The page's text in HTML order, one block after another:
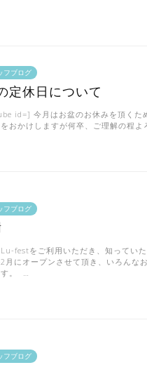
フブログ
定休日について
id=] 今月はお盆のお休みを頂くた
おかけしますが何卒、ご理解の程
フブログ
festをご利用いただき、知ってい
月にオープンさせて頂き、いろんな
す。 …
フブログ